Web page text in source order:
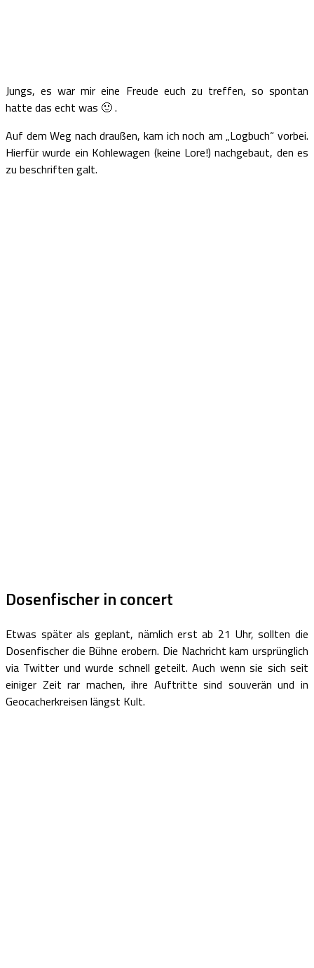
Jungs, es war mir eine Freude euch zu treffen, so spontan
hatte das echt was 🙂 .
Auf dem Weg nach draußen, kam ich noch am „Logbuch“ vorbei.
Hierfür wurde ein Kohlewagen (keine Lore!) nachgebaut, den es
zu beschriften galt.
Dosenfischer in concert
Etwas später als geplant, nämlich erst ab 21 Uhr, sollten die
Dosenfischer die Bühne erobern. Die Nachricht kam ursprünglich
via Twitter und wurde schnell geteilt. Auch wenn sie sich seit
einiger Zeit rar machen, ihre Auftritte sind souverän und in
Geocacherkreisen längst Kult.